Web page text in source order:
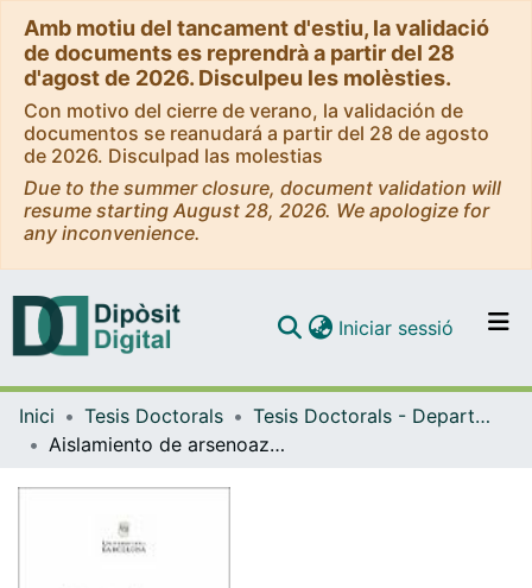
Amb motiu del tancament d'estiu, la validació
de documents es reprendrà a partir del 28
d'agost de 2026. Disculpeu les molèsties.
Con motivo del cierre de verano, la validación de
documentos se reanudará a partir del 28 de agosto
de 2026. Disculpad las molestias
Due to the summer closure, document validation will
resume starting August 28, 2026. We apologize for
any inconvenience.
Navega per tot el DD
Iniciar sessió (current)
Inici Tesis Doctorals
Tesis Doctorals - Departament - Enginyeria Química i Química Analítica
Aislamiento de arsenoazúcares presentes en algas mediante técnicas preparativas. Caracterización por espectrometría de masas